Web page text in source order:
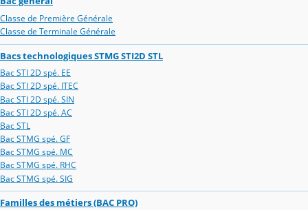
Classe de Première Générale
Classe de Terminale Générale
Bacs technologiques STMG STI2D STL
Bac STI 2D spé. EE
Bac STI 2D spé. ITEC
Bac STI 2D spé. SIN
Bac STI 2D spé. AC
Bac STL
Bac STMG spé. GF
Bac STMG spé. MC
Bac STMG spé. RHC
Bac STMG spé. SIG
Familles des métiers (BAC PRO)